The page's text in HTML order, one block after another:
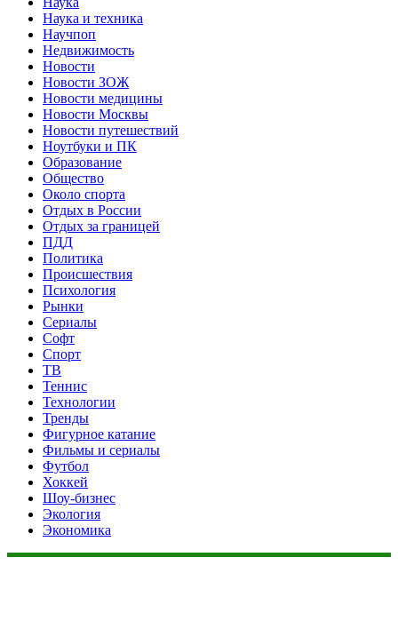
Наука и техника
Научпоп
Недвижимость
Новости
Новости ЗОЖ
Новости медицины
Новости Москвы
Новости путешествий
Ноутбуки и ПК
Образование
Общество
Около спорта
Отдых в России
Отдых за границей
ПДД
Политика
Происшествия
Психология
Рынки
Сериалы
Софт
Спорт
ТВ
Теннис
Технологии
Тренды
Фигурное катание
Фильмы и сериалы
Футбол
Хоккей
Шоу-бизнес
Экология
Экономика